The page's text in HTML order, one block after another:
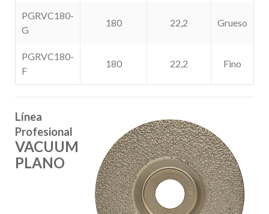
PGRVC180-
G
180 22,2 Grueso
PGRVC180-
F
180 22,2 Fino
Línea
Profesional
VACUUM
PLANO